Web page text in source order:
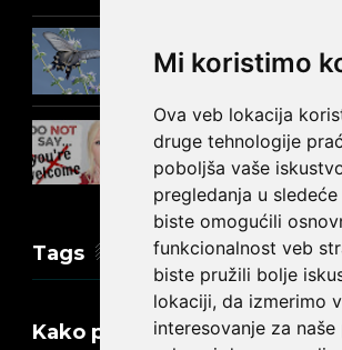
Mi koristimo
Ova veb lokacija
druge tehnologije
poboljša vaše
pregledanja u sledeće
biste omogućili
funkcionalnost veb
biste pružili bolje
lokaciji, da izmerimo
interesovanje za
engleskom: was ili
Kako reći NEMA NA
engleskom?
Tags
Kako promeniti tekst na